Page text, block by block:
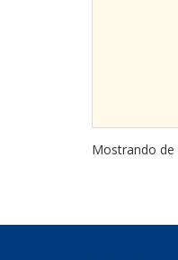
Mostrando de